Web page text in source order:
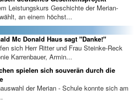
Leistungskurs Geschichte der Merian-
an einem höchst...
Mc Donald Haus sagt "Danke!"
sich Herr Ritter und Frau Steinke-Reck
Karrenbauer, Armin...
spielen sich souverän durch die
der Merian - Schule konnte sich am